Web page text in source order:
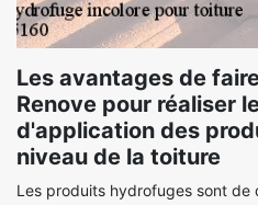
Les avantages de
Renove pour réaliser
d'application des
niveau de la toiture
Les produits hydrofuges sont de